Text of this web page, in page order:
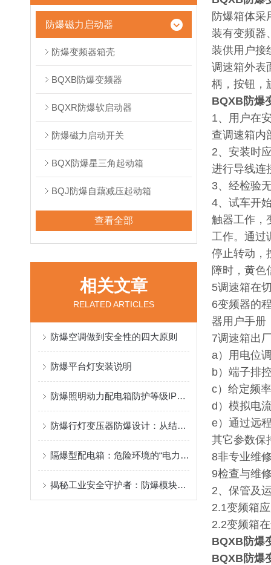
防爆磁力启动器
防爆变频器箱壳
BQXB防爆变频器
BQXR防爆软启动器
防爆磁力启动开关
BQX防爆星三角起动箱
BQJ防爆自藕减压起动箱
查看全部
相关文章
RELATED ARTICLES
防爆空调做到安全性的四大原则
防爆平台灯安装说明
防爆照明动力配电箱防护等级IP65的介绍
防爆行灯变压器防爆设计：从结构到材料的防护
隔爆型配电箱：危险环境的“电力安全卫士”
揭秘工业安全守护者：防爆模块接线箱的精密世界
防爆箱体采
装有变频器
装供用户接
调速箱外表
柄，按钮，
BQXB防爆
1、用户在
查调速箱内
2、安装时
进行导线连
3、经检验
4、试车开
触器工作，
工作。通过
停止转动，
障时，黄色
5调速箱在
6变频器的
器用户手册
7调速箱出
a）用电位
b）端子排
c）给定频
d）模拟电
e）通过远
其它参数保
8非专业维
9检查与维
2、保管及
2.1变频箱
2.2变频箱
BQXB防爆
BQXB防爆